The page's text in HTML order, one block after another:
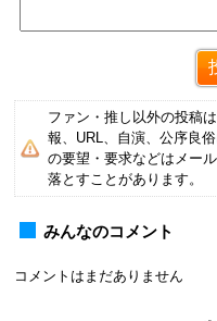
ファン・推し以外の投稿
報、URL、自演、公序良
の要望・要求などはメー
落とすことがあります。
みんなのコメント
コメントはまだありません